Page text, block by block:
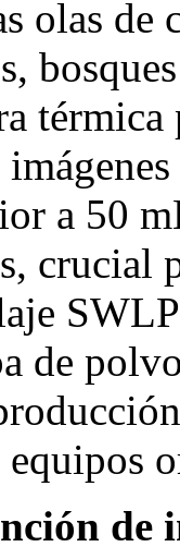
olas
a 50
crucial
de
equipos
de